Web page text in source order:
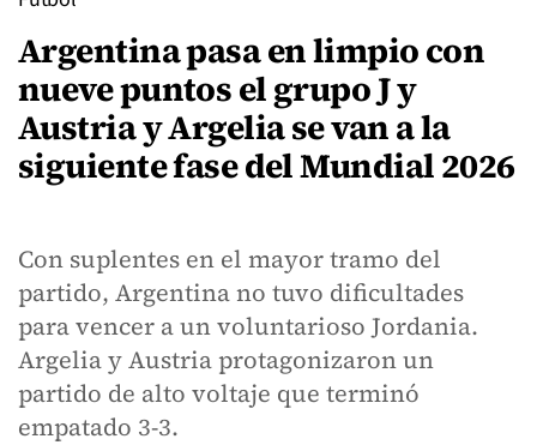
Argentina pasa en limpio con
nueve puntos el grupo J y
Austria y Argelia se van a la
siguiente fase del Mundial 2026
Con suplentes en el mayor tramo del
partido, Argentina no tuvo dificultades
para vencer a un voluntarioso Jordania.
Argelia y Austria protagonizaron un
partido de alto voltaje que terminó
empatado 3-3.